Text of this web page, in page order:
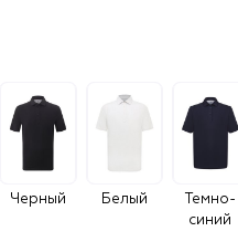
Черный Белый
Темно-
синий